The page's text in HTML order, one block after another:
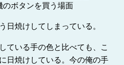
のボタンを買う場面
焼けしてしまっている。
ている手の色と比べても、こ
日焼けしている。今の俺の手